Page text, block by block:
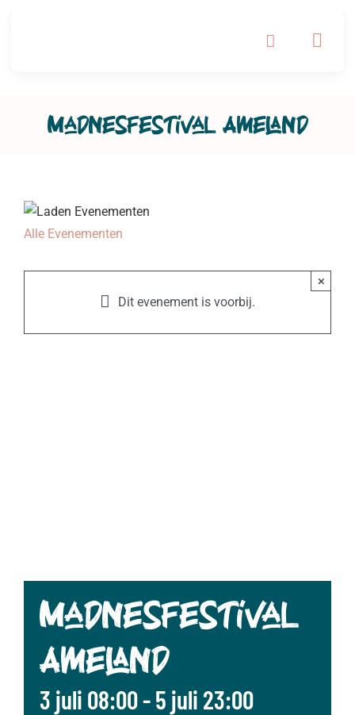
Madnesfestival Ameland
Alle Evenementen
Dit evenement is voorbij.
×
Madnesfestival
Ameland
3 juli 08:00-5 juli 23:00